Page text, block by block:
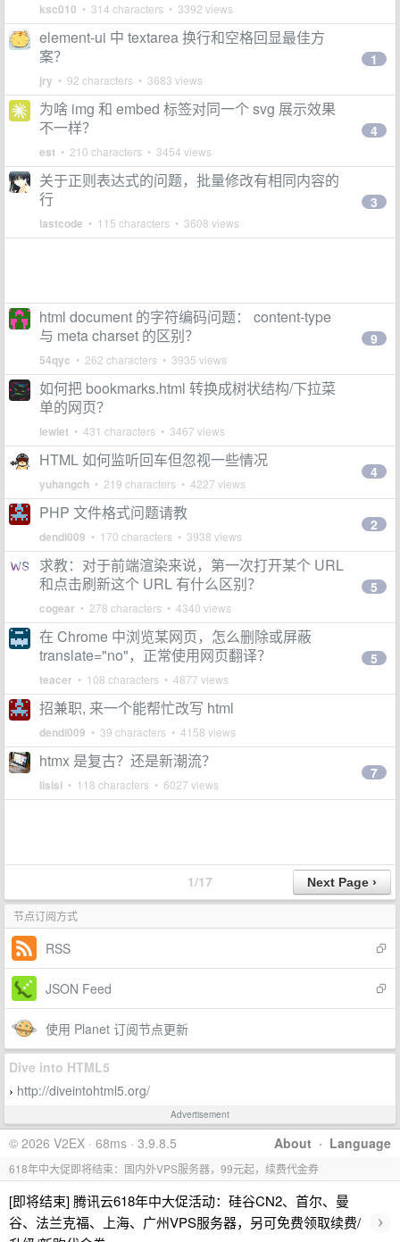
ksc010 • 314 characters • 3392 views
element-ui 中 textarea 换行和空格回显最佳方
案？
jry • 92 characters • 3683 views
1
为啥 img 和 embed 标签对同一个 svg 展示效果
不一样？
est • 210 characters • 3454 views
4
关于正则表达式的问题，批量修改有相同内容的
行
lastcode • 115 characters • 3608 views
3
html document 的字符编码问题： content-type
与 meta charset 的区别？
54qyc • 262 characters • 3935 views
9
如何把 bookmarks.html 转换成树状结构/下拉菜
单的网页？
lewiet • 431 characters • 3467 views
HTML 如何监听回车但忽视一些情况
yuhangch • 219 characters • 4227 views
4
PHP 文件格式问题请教
dendi009 • 170 characters • 3938 views
2
求教：对于前端渲染来说，第一次打开某个 URL
和点击刷新这个 URL 有什么区别？
cogear • 278 characters • 4340 views
5
在 Chrome 中浏览某网页，怎么删除或屏蔽
translate="no"，正常使用网页翻译？
teacer • 108 characters • 4877 views
5
招兼职, 来一个能帮忙改写 html
dendi009 • 39 characters • 4158 views
htmx 是复古？还是新潮流？
lisisi • 118 characters • 6027 views
7
1/17
节点订阅方式
RSS
JSON Feed
使用 Planet 订阅节点更新
Dive into HTML5
› http://diveintohtml5.org/
Advertisement
About · Language
© 2026 V2EX · 68ms · 3.9.8.5
618年中大促即将结束：国内外VPS服务器，99元起，续费代金券
[即将结束] 腾讯云618年中大促活动：硅谷CN2、首尔、曼
谷、法兰克福、上海、广州VPS服务器，另可免费领取续费/
›